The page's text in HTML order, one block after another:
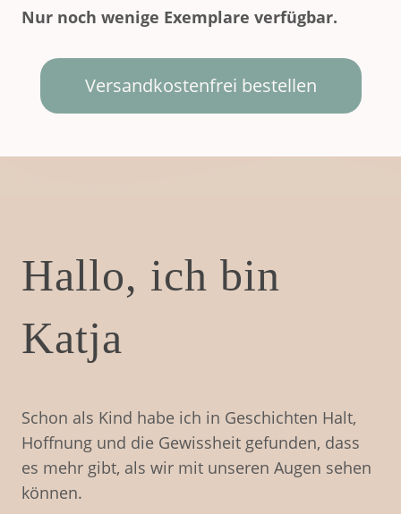
Nur noch wenige Exemplare verfügbar.
Versandkostenfrei bestellen
Hallo, ich bin
Katja
Schon als Kind habe ich in Geschichten Halt,
Hoffnung und die Gewissheit gefunden, dass
es mehr gibt, als wir mit unseren Augen sehen
können.